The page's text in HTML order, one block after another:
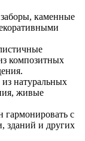
каменные
композитных
натуральных
живые
гармонировать с
зданий и других